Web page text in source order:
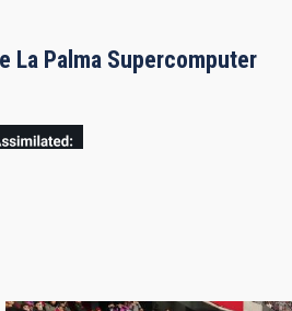
La Palma Supercomputer